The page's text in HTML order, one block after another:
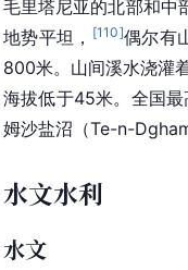
毛里塔尼亚的北部和中
地势平坦， [110]偶尔有
800米。山间溪水浇灌
海拔低于45米。全国
姆沙盐沼（Te-n-
水文水利
水文